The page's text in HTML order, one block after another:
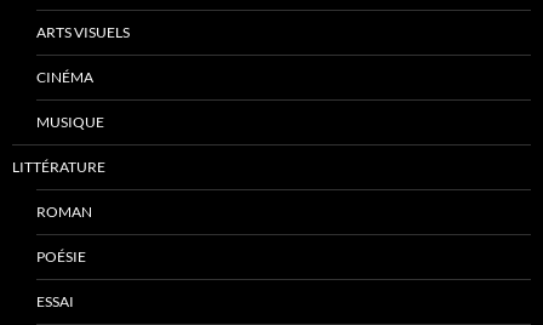
ARTS VISUELS
CINÉMA
MUSIQUE
LITTÉRATURE
ROMAN
POÉSIE
ESSAI